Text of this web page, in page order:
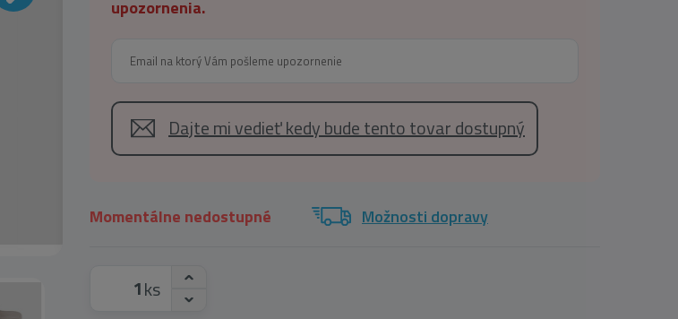
upozornenia.
Dajte mi vedieť kedy bude tento tovar dostupný
Momentálne nedostupné Možnosti dopravy
ks